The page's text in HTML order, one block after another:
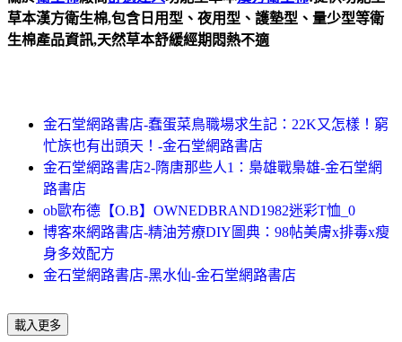
草本漢方衛生棉,包含日用型、夜用型、護墊型、量少型等衛
生棉產品資訊,天然草本舒緩經期悶熱不適
金石堂網路書店-蠢蛋菜鳥職場求生記：22K又怎樣！窮
忙族也有出頭天！-金石堂網路書店
金石堂網路書店2-隋唐那些人1：梟雄戰梟雄-金石堂網
路書店
ob歐布德【O.B】OWNEDBRAND1982迷彩T恤_0
博客來網路書店-精油芳療DIY圖典：98帖美膚x排毒x瘦
身多效配方
金石堂網路書店-黑水仙-金石堂網路書店
載入更多